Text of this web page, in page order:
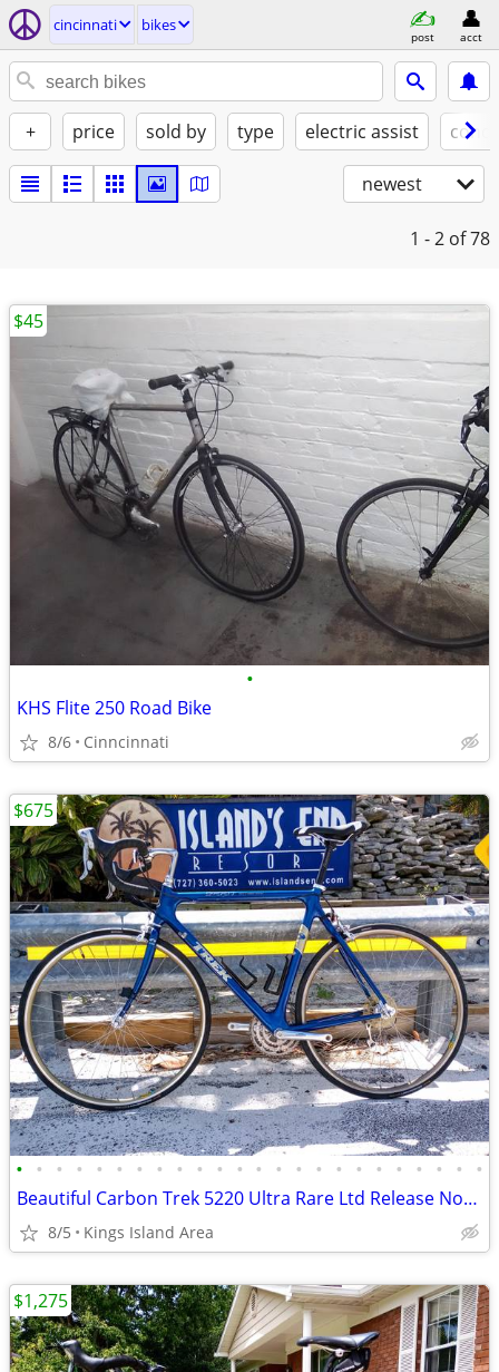
cincinnati bikes
post acct
+ price sold by type electric assist
newest
1 - 2 of 78
•
KHS Flite 250 Road Bike
8/6 Cinncinnati
$45
• • • • • • • • • • • • • • • • • • • • • • • •
Beautiful Carbon Trek 5220 Ultra Rare Ltd Release None Nicer
8/5 Kings Island Area
$675
$1,275